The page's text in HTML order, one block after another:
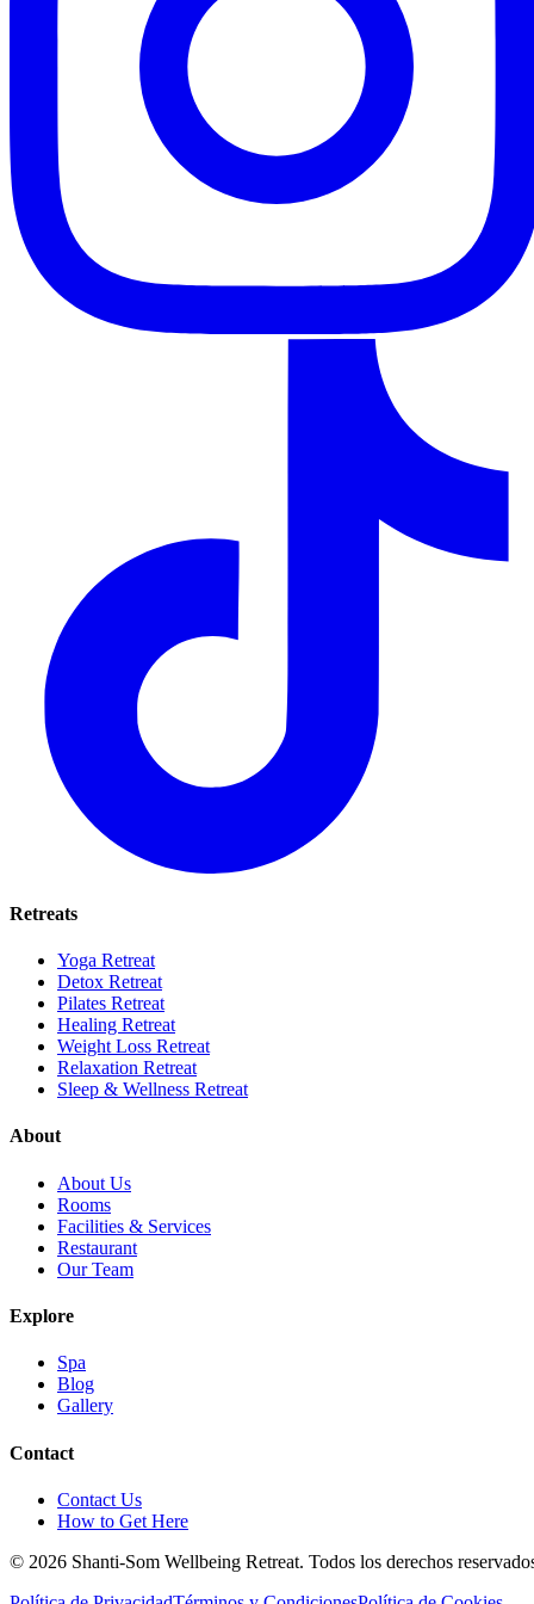
Retreats
Yoga Retreat
Detox Retreat
Pilates Retreat
Healing Retreat
Weight Loss Retreat
Relaxation Retreat
Sleep & Wellness Retreat
About
About Us
Rooms
Facilities & Services
Restaurant
Our Team
Explore
Spa
Blog
Gallery
Contact
Contact Us
How to Get Here
© 2026 Shanti-Som Wellbeing Retreat. Todos los derechos